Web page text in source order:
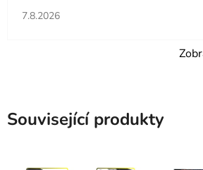
Hodnocení obchodu je 5 z 5
7.8.2026
Související produkty